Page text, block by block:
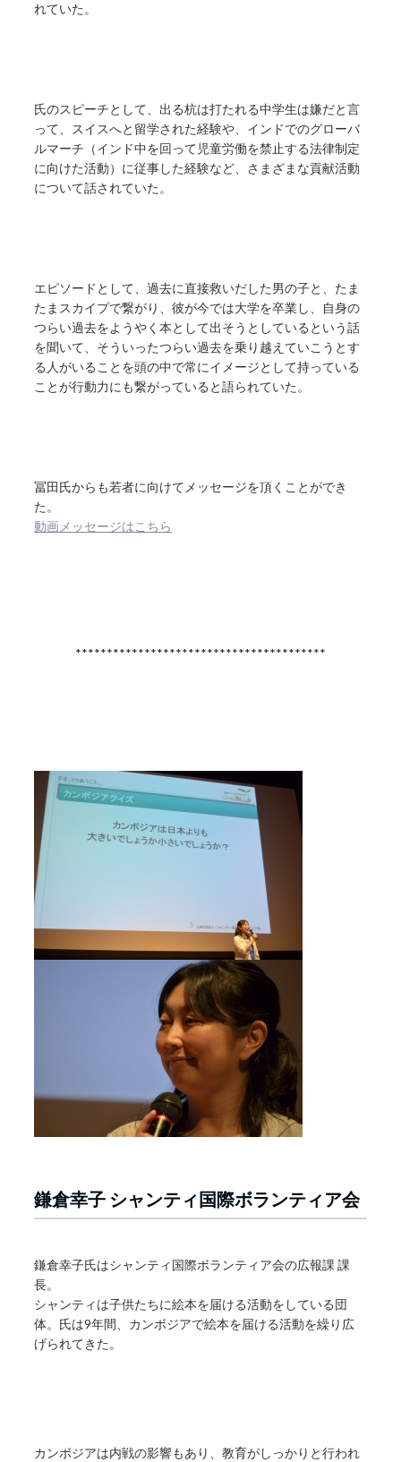
れていた。
氏のスピーチとして、出る杭は打たれる中学生は嫌だと言
って、スイスへと留学された経験や、インドでのグローバ
ルマーチ（インド中を回って児童労働を禁止する法律制定
に向けた活動）に従事した経験など、さまざまな貢献活動
について話されていた。
エピソードとして、過去に直接救いだした男の子と、たま
たまスカイプで繋がり、彼が今では大学を卒業し、自身の
つらい過去をようやく本として出そうとしているという話
を聞いて、そういったつらい過去を乗り越えていこうとす
る人がいることを頭の中で常にイメージとして持っている
ことが行動力にも繋がっていると語られていた。
冨田氏からも若者に向けてメッセージを頂くことができ
た。
動画メッセージはこちら
****************************************
鎌倉幸子 シャンティ国際ボランティア会
鎌倉幸子氏はシャンティ国際ボランティア会の広報課 課
長。
シャンティは子供たちに絵本を届ける活動をしている団
体。氏は9年間、カンボジアで絵本を届ける活動を繰り広
げられてきた。
カンボジアは内戦の影響もあり、教育がしっかりと行われ